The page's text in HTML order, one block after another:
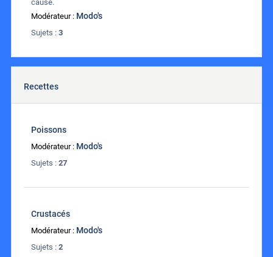
cause.
Modérateur : Modo's
Sujets : 3
Recettes
Poissons
Modérateur : Modo's
Sujets : 27
Crustacés
Modérateur : Modo's
Sujets : 2